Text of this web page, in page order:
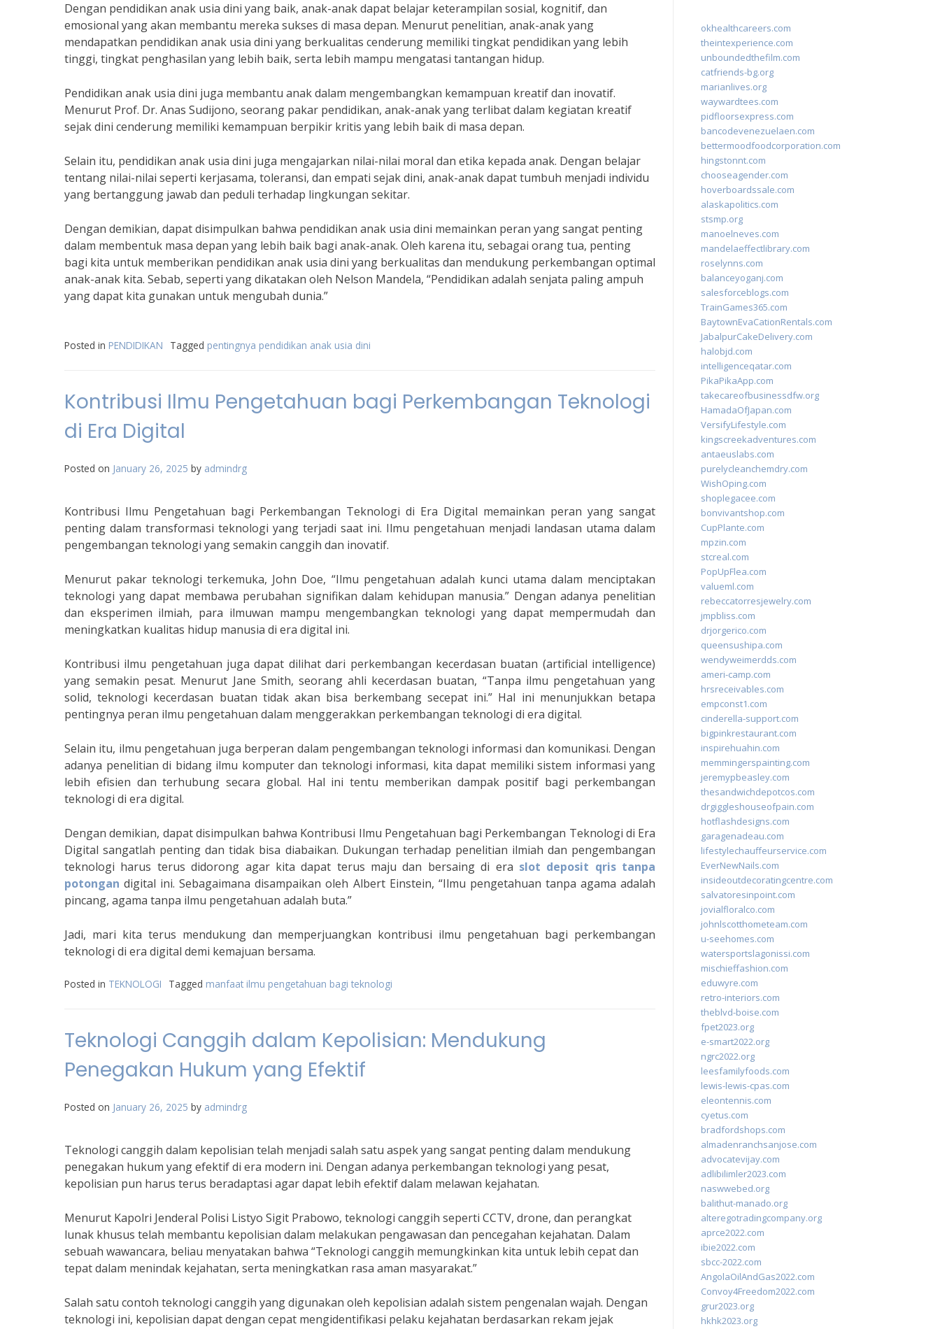
Dengan pendidikan anak usia dini yang baik, anak-anak dapat belajar keterampilan sosial, kognitif, dan
emosional yang akan membantu mereka sukses di masa depan. Menurut penelitian, anak-anak yang
mendapatkan pendidikan anak usia dini yang berkualitas cenderung memiliki tingkat pendidikan yang lebih
tinggi, tingkat penghasilan yang lebih baik, serta lebih mampu mengatasi tantangan hidup.
Pendidikan anak usia dini juga membantu anak dalam mengembangkan kemampuan kreatif dan inovatif.
Menurut Prof. Dr. Anas Sudijono, seorang pakar pendidikan, anak-anak yang terlibat dalam kegiatan kreatif
sejak dini cenderung memiliki kemampuan berpikir kritis yang lebih baik di masa depan.
Selain itu, pendidikan anak usia dini juga mengajarkan nilai-nilai moral dan etika kepada anak. Dengan belajar
tentang nilai-nilai seperti kerjasama, toleransi, dan empati sejak dini, anak-anak dapat tumbuh menjadi individu
yang bertanggung jawab dan peduli terhadap lingkungan sekitar.
Dengan demikian, dapat disimpulkan bahwa pendidikan anak usia dini memainkan peran yang sangat penting
dalam membentuk masa depan yang lebih baik bagi anak-anak. Oleh karena itu, sebagai orang tua, penting
bagi kita untuk memberikan pendidikan anak usia dini yang berkualitas dan mendukung perkembangan optimal
anak-anak kita. Sebab, seperti yang dikatakan oleh Nelson Mandela, “Pendidikan adalah senjata paling ampuh
yang dapat kita gunakan untuk mengubah dunia.”
Posted in PENDIDIKAN Tagged pentingnya pendidikan anak usia dini
Kontribusi Ilmu Pengetahuan bagi Perkembangan Teknologi
di Era Digital
Posted on January 26, 2025 by admindrg
Kontribusi Ilmu Pengetahuan bagi Perkembangan Teknologi di Era Digital memainkan peran yang sangat
penting dalam transformasi teknologi yang terjadi saat ini. Ilmu pengetahuan menjadi landasan utama dalam
pengembangan teknologi yang semakin canggih dan inovatif.
Menurut pakar teknologi terkemuka, John Doe, “Ilmu pengetahuan adalah kunci utama dalam menciptakan
teknologi yang dapat membawa perubahan signifikan dalam kehidupan manusia.” Dengan adanya penelitian
dan eksperimen ilmiah, para ilmuwan mampu mengembangkan teknologi yang dapat mempermudah dan
meningkatkan kualitas hidup manusia di era digital ini.
Kontribusi ilmu pengetahuan juga dapat dilihat dari perkembangan kecerdasan buatan (artificial intelligence)
yang semakin pesat. Menurut Jane Smith, seorang ahli kecerdasan buatan, “Tanpa ilmu pengetahuan yang
solid, teknologi kecerdasan buatan tidak akan bisa berkembang secepat ini.” Hal ini menunjukkan betapa
pentingnya peran ilmu pengetahuan dalam menggerakkan perkembangan teknologi di era digital.
Selain itu, ilmu pengetahuan juga berperan dalam pengembangan teknologi informasi dan komunikasi. Dengan
adanya penelitian di bidang ilmu komputer dan teknologi informasi, kita dapat memiliki sistem informasi yang
lebih efisien dan terhubung secara global. Hal ini tentu memberikan dampak positif bagi perkembangan
teknologi di era digital.
Dengan demikian, dapat disimpulkan bahwa Kontribusi Ilmu Pengetahuan bagi Perkembangan Teknologi di Era
Digital sangatlah penting dan tidak bisa diabaikan. Dukungan terhadap penelitian ilmiah dan pengembangan
teknologi harus terus didorong agar kita dapat terus maju dan bersaing di era slot deposit qris tanpa
potongan digital ini. Sebagaimana disampaikan oleh Albert Einstein, “Ilmu pengetahuan tanpa agama adalah
pincang, agama tanpa ilmu pengetahuan adalah buta.”
Jadi, mari kita terus mendukung dan memperjuangkan kontribusi ilmu pengetahuan bagi perkembangan
teknologi di era digital demi kemajuan bersama.
Posted in TEKNOLOGI Tagged manfaat ilmu pengetahuan bagi teknologi
Teknologi Canggih dalam Kepolisian: Mendukung
Penegakan Hukum yang Efektif
Posted on January 26, 2025 by admindrg
Teknologi canggih dalam kepolisian telah menjadi salah satu aspek yang sangat penting dalam mendukung
penegakan hukum yang efektif di era modern ini. Dengan adanya perkembangan teknologi yang pesat,
kepolisian pun harus terus beradaptasi agar dapat lebih efektif dalam melawan kejahatan.
Menurut Kapolri Jenderal Polisi Listyo Sigit Prabowo, teknologi canggih seperti CCTV, drone, dan perangkat
lunak khusus telah membantu kepolisian dalam melakukan pengawasan dan pencegahan kejahatan. Dalam
sebuah wawancara, beliau menyatakan bahwa “Teknologi canggih memungkinkan kita untuk lebih cepat dan
tepat dalam menindak kejahatan, serta meningkatkan rasa aman masyarakat.”
Salah satu contoh teknologi canggih yang digunakan oleh kepolisian adalah sistem pengenalan wajah. Dengan
teknologi ini, kepolisian dapat dengan cepat mengidentifikasi pelaku kejahatan berdasarkan rekam jejak
okhealthcareers.com
theintexperience.com
unboundedthefilm.com
catfriends-bg.org
marianlives.org
waywardtees.com
pidfloorsexpress.com
bancodevenezuelaen.com
bettermoodfoodcorporation.com
hingstonnt.com
chooseagender.com
hoverboardssale.com
alaskapolitics.com
stsmp.org
manoelneves.com
mandelaeffectlibrary.com
roselynns.com
balanceyoganj.com
salesforceblogs.com
TrainGames365.com
BaytownEvaCationRentals.com
JabalpurCakeDelivery.com
halobjd.com
intelligenceqatar.com
PikaPikaApp.com
takecareofbusinessdfw.org
HamadaOfJapan.com
VersifyLifestyle.com
kingscreekadventures.com
antaeuslabs.com
purelycleanchemdry.com
WishOping.com
shoplegacee.com
bonvivantshop.com
CupPlante.com
mpzin.com
stcreal.com
PopUpFlea.com
valueml.com
rebeccatorresjewelry.com
jmpbliss.com
drjorgerico.com
queensushipa.com
wendyweimerdds.com
ameri-camp.com
hrsreceivables.com
empconst1.com
cinderella-support.com
bigpinkrestaurant.com
inspirehuahin.com
memmingerspainting.com
jeremypbeasley.com
thesandwichdepotcos.com
drgiggleshouseofpain.com
hotflashdesigns.com
garagenadeau.com
lifestylechauffeurservice.com
EverNewNails.com
insideoutdecoratingcentre.com
salvatoresinpoint.com
jovialfloralco.com
johnlscotthometeam.com
u-seehomes.com
watersportslagonissi.com
mischieffashion.com
eduwyre.com
retro-interiors.com
theblvd-boise.com
fpet2023.org
e-smart2022.org
ngrc2022.org
leesfamilyfoods.com
lewis-lewis-cpas.com
eleontennis.com
cyetus.com
bradfordshops.com
almadenranchsanjose.com
advocatevijay.com
adlibilimler2023.com
naswwebed.org
balithut-manado.org
alteregotradingcompany.org
aprce2022.com
ibie2022.com
sbcc-2022.com
AngolaOilAndGas2022.com
Convoy4Freedom2022.com
grur2023.org
hkhk2023.org